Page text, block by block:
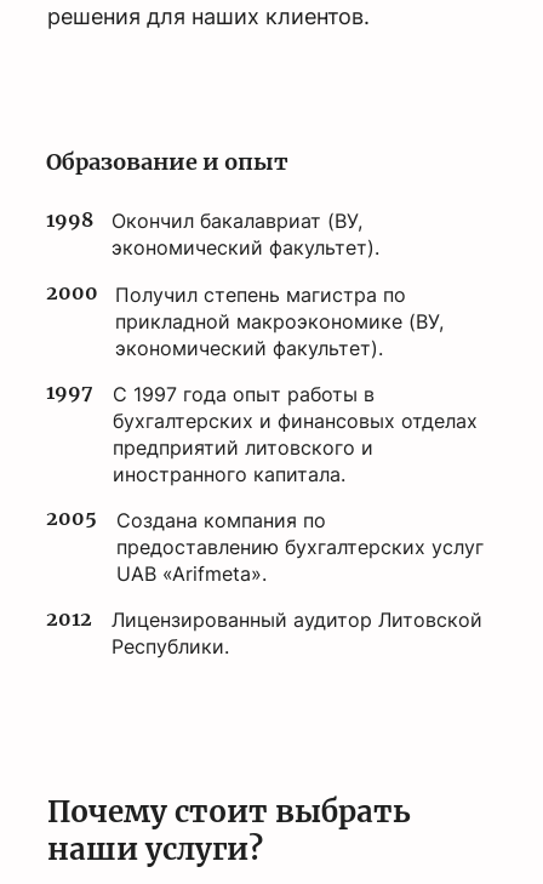
решения для наших клиентов.
Образование и опыт
1998
Окончил бакалавриат (ВУ,
экономический факультет).
2000
Получил степень магистра по
прикладной макроэкономике (ВУ,
экономический факультет).
1997
С 1997 года опыт работы в
бухгалтерских и финансовых отделах
предприятий литовского и
иностранного капитала.
2005
Создана компания по
предоставлению бухгалтерских услуг
UAB «Arifmeta».
2012
Лицензированный аудитор Литовской
Республики.
Почему стоит выбрать
наши услуги?